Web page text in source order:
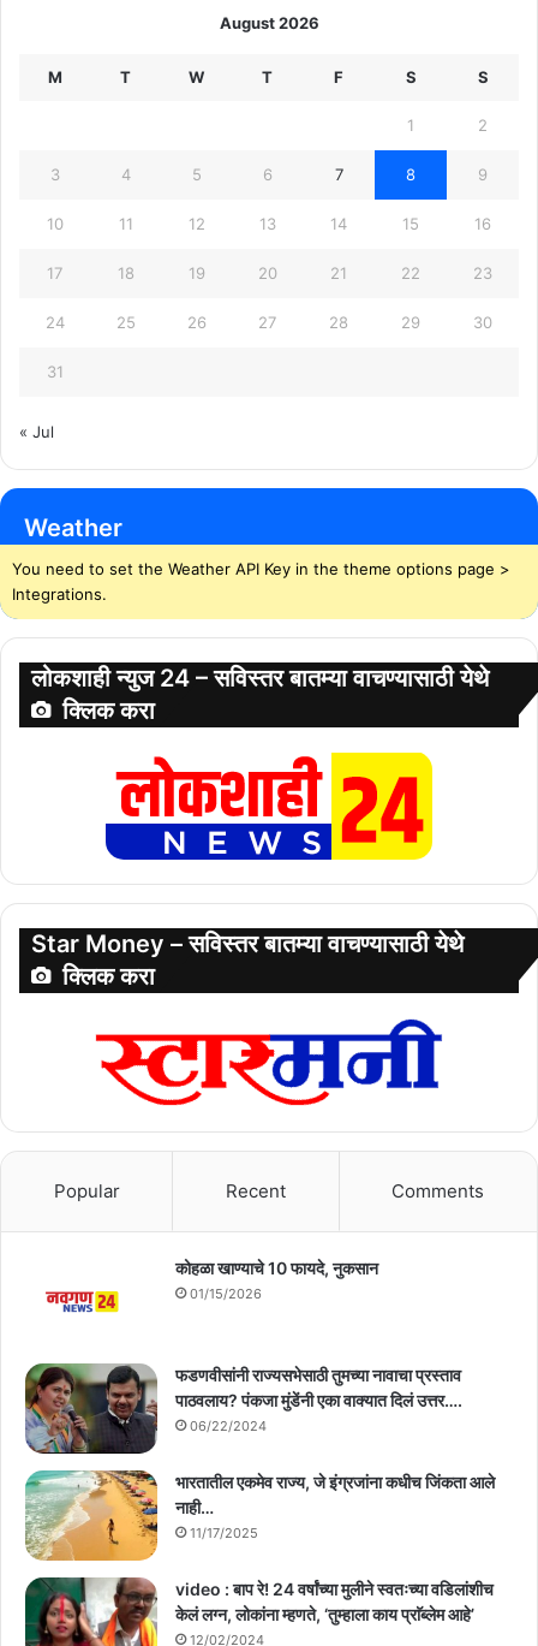
August 2026
M T W T F S S
1 2
3 4 5 6 7 8 9
10 11 12 13 14 15 16
17 18 19 20 21 22 23
24 25 26 27 28 29 30
31
« Jul
Weather
You need to set the Weather API Key in the theme options page >
Integrations.
लोकशाही न्युज 24 – सविस्तर बातम्या वाचण्यासाठी येथे
क्लिक करा
Star Money – सविस्तर बातम्या वाचण्यासाठी येथे
क्लिक करा
Popular Recent Comments
कोहळा खाण्याचे 10 फायदे, नुकसान
01/15/2026
फडणवीसांनी राज्यसभेसाठी तुमच्या नावाचा प्रस्ताव
पाठवलाय? पंकजा मुंडेंनी एका वाक्यात दिलं उत्तर….
06/22/2024
भारतातील एकमेव राज्य, जे इंग्रजांना कधीच जिंकता आले
नाही…
11/17/2025
video : बाप रे! 24 वर्षांच्या मुलीने स्वतःच्या वडिलांशीच
केलं लग्न, लोकांना म्हणते, ‘तुम्हाला काय प्राॅब्लेम आहे’
12/02/2024